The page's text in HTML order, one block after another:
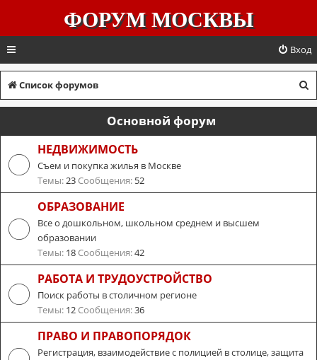
ФОРУМ МОСКВЫ
Вход
Список форумов
о
Основной форум
НЕДВИЖИМОСТЬ
Съем и покупка жилья в Москве
Темы:23 Сообщения: 52
ОБРАЗОВАНИЕ
Все о дошкольном, школьном среднем и высшем
образовании
Темы: 18 Сообщения:42
РАБОТА И ТРУДОУСТРОЙСТВО
Поиск работы в столичном регионе
Темы: 12 Сообщения:36
ПРАВО И ПРАВОПОРЯДОК
Регистрация, взаимодействие с полицией в столице, защита